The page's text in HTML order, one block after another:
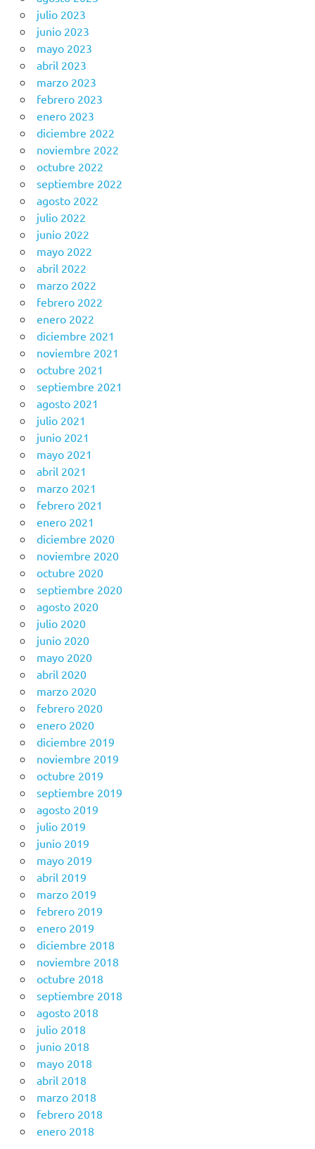
julio 2023
junio 2023
mayo 2023
abril 2023
marzo 2023
febrero 2023
enero 2023
diciembre 2022
noviembre 2022
octubre 2022
septiembre 2022
agosto 2022
julio 2022
junio 2022
mayo 2022
abril 2022
marzo 2022
febrero 2022
enero 2022
diciembre 2021
noviembre 2021
octubre 2021
septiembre 2021
agosto 2021
julio 2021
junio 2021
mayo 2021
abril 2021
marzo 2021
febrero 2021
enero 2021
diciembre 2020
noviembre 2020
octubre 2020
septiembre 2020
agosto 2020
julio 2020
junio 2020
mayo 2020
abril 2020
marzo 2020
febrero 2020
enero 2020
diciembre 2019
noviembre 2019
octubre 2019
septiembre 2019
agosto 2019
julio 2019
junio 2019
mayo 2019
abril 2019
marzo 2019
febrero 2019
enero 2019
diciembre 2018
noviembre 2018
octubre 2018
septiembre 2018
agosto 2018
julio 2018
junio 2018
mayo 2018
abril 2018
marzo 2018
febrero 2018
enero 2018